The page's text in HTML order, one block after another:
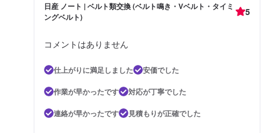
日産 ノート | ベルト類交換 (ベルト鳴き・Vベルト・タイミ
ングベルト)
5
コメントはありません
仕上がりに満足しました
安価でした
作業が早かったです
対応が丁寧でした
連絡が早かったです
見積もりが正確でした